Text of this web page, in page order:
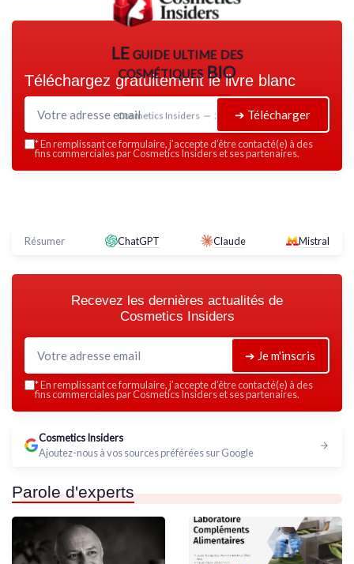
LE guide ultime des
cosmétiques BIO
Cosmetics Insiders — 2026
Téléchargez gratuitement le livre blanc
➔ Télécharger
*En remplissant ce formulaire, j’accepte d’être contacté(e) à des
fins commerciales par Cosmetics Insiders et ses partenaires.
Résumer ChatGPT Claude Mistral
Recevez les dernières actualités de
Cosmetics Insiders
➔ Je m'inscris
*En remplissant ce formulaire, j’accepte d’être contacté(e) à des
fins commerciales par Cosmetics Insiders et ses partenaires.
Cosmetics Insiders
Ajoutez-nous à vos sources préférées sur Google
Parole d'experts